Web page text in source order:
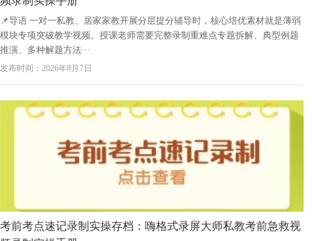
📌导语 一对一私教、居家家教开展分层提分辅导时，核心培优素材就是薄弱
模块专项突破教学视频。授课老师需要完整录制重难点专题拆解、典型例题
推演、多种解题方法···
发布时间：2026年8月7日
考前考点速记录制实操存档：嗨格式录屏大师私教考前急救视